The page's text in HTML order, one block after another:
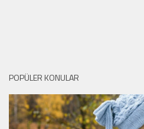
POPÜLER KONULAR